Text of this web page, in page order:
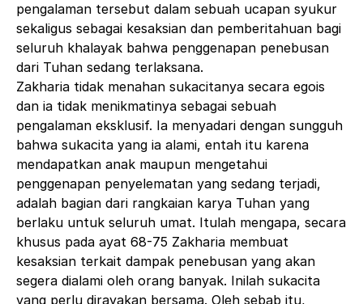
pengalaman tersebut dalam sebuah ucapan syukur
sekaligus sebagai kesaksian dan pemberitahuan bagi
seluruh khalayak bahwa penggenapan penebusan
dari Tuhan sedang terlaksana.
Zakharia tidak menahan sukacitanya secara egois
dan ia tidak menikmatinya sebagai sebuah
pengalaman eksklusif. Ia menyadari dengan sungguh
bahwa sukacita yang ia alami, entah itu karena
mendapatkan anak maupun mengetahui
penggenapan penyelematan yang sedang terjadi,
adalah bagian dari rangkaian karya Tuhan yang
berlaku untuk seluruh umat. Itulah mengapa, secara
khusus pada ayat 68-75 Zakharia membuat
kesaksian terkait dampak penebusan yang akan
segera dialami oleh orang banyak. Inilah sukacita
yang perlu dirayakan bersama. Oleh sebab itu,